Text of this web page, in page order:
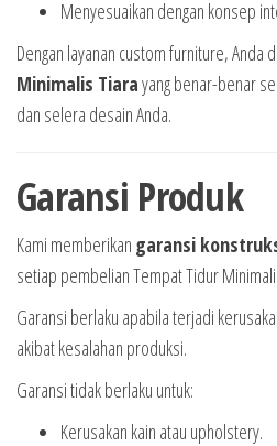
Menyesuaikan dengan konsep
Dengan layanan custom furniture, Anda
Minimalis Tiarayang benar-benar
dan selera desain Anda.
Garansi Produk
Kami memberikan garansi
setiap pembelian Tempat Tidur
Garansi berlaku apabila terjadi
akibat kesalahan produksi.
Garansi tidak berlaku untuk:
Kerusakan kain atau upholstery.